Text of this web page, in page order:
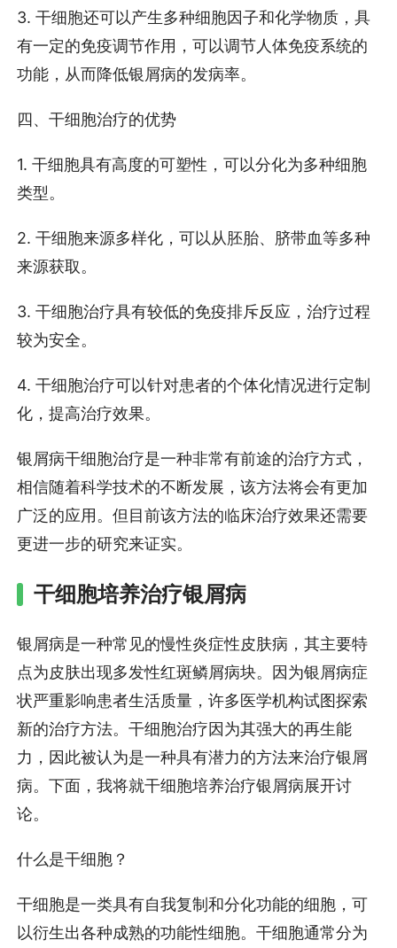
3. 干细胞还可以产生多种细胞因子和化学物质，具
有一定的免疫调节作用，可以调节人体免疫系统的
功能，从而降低银屑病的发病率。
四、干细胞治疗的优势
1. 干细胞具有高度的可塑性，可以分化为多种细胞
类型。
2. 干细胞来源多样化，可以从胚胎、脐带血等多种
来源获取。
3. 干细胞治疗具有较低的免疫排斥反应，治疗过程
较为安全。
4. 干细胞治疗可以针对患者的个体化情况进行定制
化，提高治疗效果。
银屑病干细胞治疗是一种非常有前途的治疗方式，
相信随着科学技术的不断发展，该方法将会有更加
广泛的应用。但目前该方法的临床治疗效果还需要
更进一步的研究来证实。
干细胞培养治疗银屑病
银屑病是一种常见的慢性炎症性皮肤病，其主要特
点为皮肤出现多发性红斑鳞屑病块。因为银屑病症
状严重影响患者生活质量，许多医学机构试图探索
新的治疗方法。干细胞治疗因为其强大的再生能
力，因此被认为是一种具有潜力的方法来治疗银屑
病。下面，我将就干细胞培养治疗银屑病展开讨
论。
什么是干细胞？
干细胞是一类具有自我复制和分化功能的细胞，可
以衍生出各种成熟的功能性细胞。干细胞通常分为